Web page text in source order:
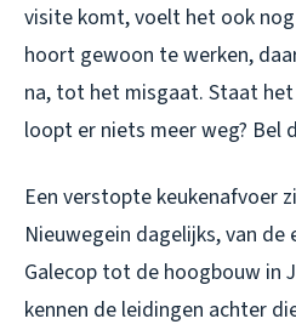
visite komt, voelt het ook
hoort gewoon te werken,
na, tot het misgaat. Staat
loopt er niets meer weg? Bel
Een verstopte keukenafvoer
Nieuwegein dagelijks, van de
Galecop tot de hoogbouw in
kennen de leidingen achter